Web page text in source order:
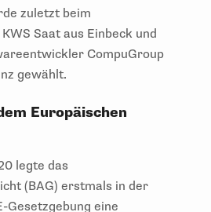
zuletzt beim
Saat aus Einbeck und
CompuGroup
gewählt.
Europäischen
legte das
(BAG) erstmals in der
Gesetzgebung eine